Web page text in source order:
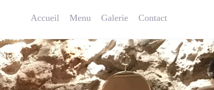
Accueil Menu Galerie Contact